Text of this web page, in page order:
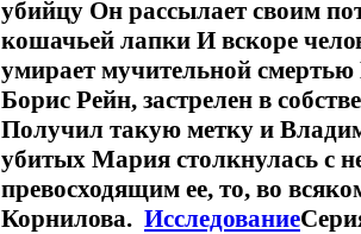
убийцу Он рассылает своим
кошачьей лапки И вскоре
умирает мучительной
Борис Рейн, застрелен в
Получил такую метку и
убитых Мария столкнулась с
превосходящим ее, то, во
Корнилова. Исследование